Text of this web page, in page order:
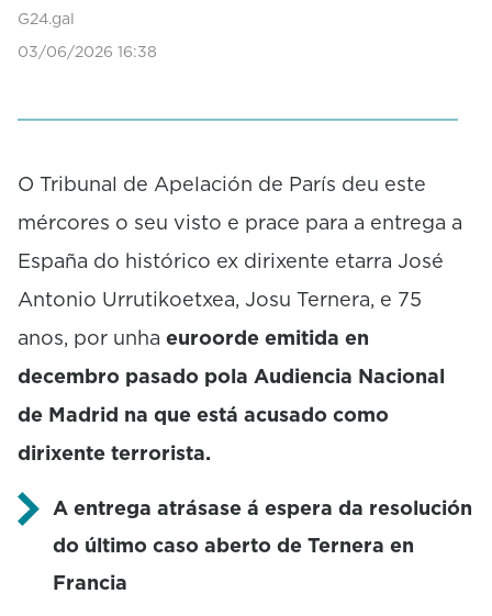
G24.gal
03/06/2026 16:38
O Tribunal de Apelación de París deu este
mércores o seu visto e prace para a entrega a
España do histórico ex dirixente etarra José
Antonio Urrutikoetxea, Josu Ternera, e 75
anos, por unha euroorde emitida en
decembro pasado pola Audiencia Nacional
de Madrid na que está acusado como
dirixente terrorista.
A entrega atrásase á espera da resolución
do último caso aberto de Ternera en
Francia